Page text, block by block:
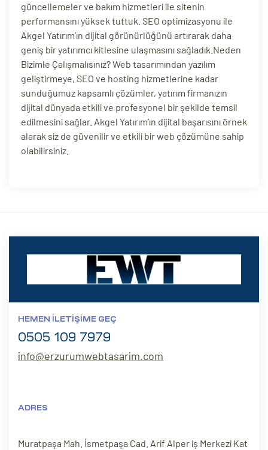
güncellemeler ve bakım hizmetleri ile sitenin
performansını yüksek tuttuk. SEO optimizasyonu ile
Akgel Yatırım’ın dijital görünürlüğünü artırarak daha
geniş bir yatırımcı kitlesine ulaşmasını sağladık.Neden
Bizimle Çalışmalısınız? Web tasarımından yazılım
geliştirmeye, SEO ve hosting hizmetlerine kadar
sunduğumuz kapsamlı çözümler, yatırım firmanızın
dijital dünyada etkili ve profesyonel bir şekilde temsil
edilmesini sağlar. Akgel Yatırım’ın dijital başarısını örnek
alarak siz de güvenilir ve etkili bir web çözümüne sahip
olabilirsiniz.
HEMEN İLETIŞIME GEÇ
0505 109 7979
info@erzurumwebtasarim.com
ADRES
Muratpaşa Mah. İsmetpaşa Cad. Arif Alper iş Merkezi Kat